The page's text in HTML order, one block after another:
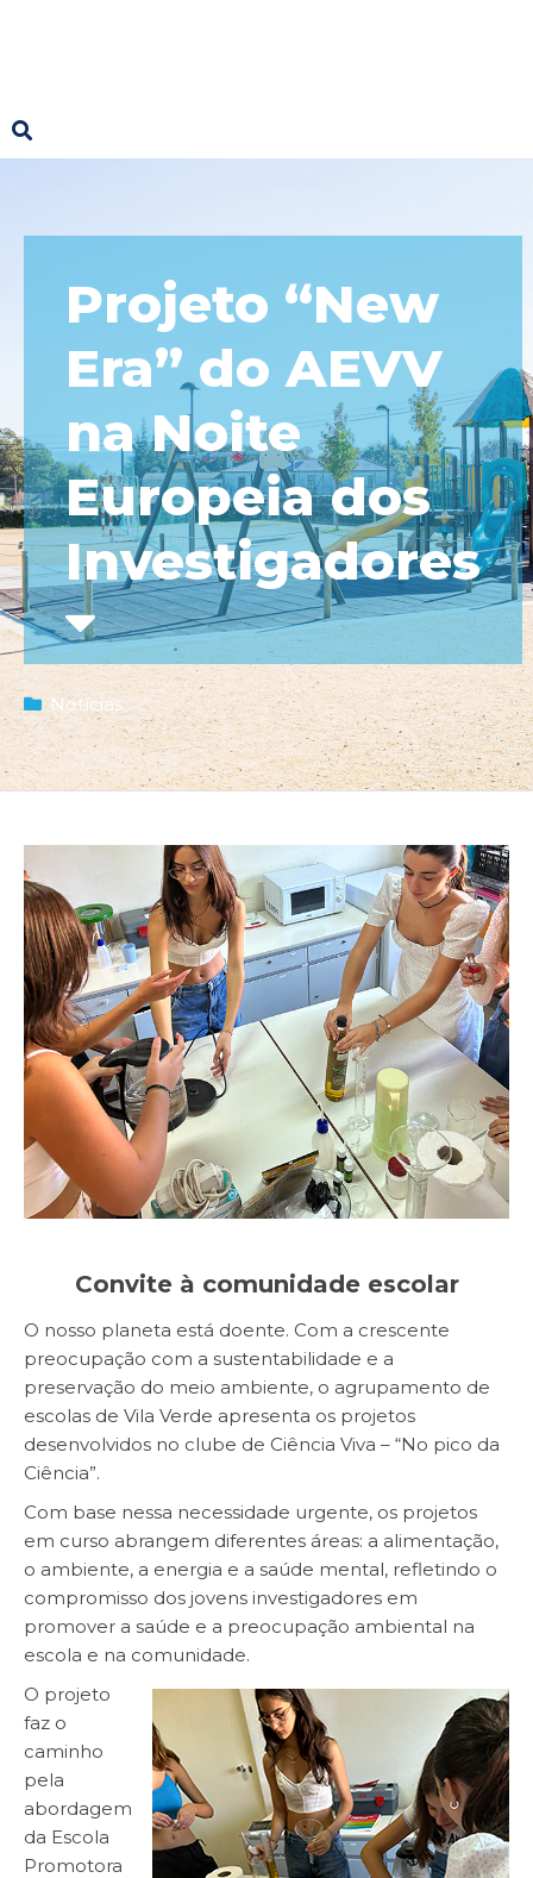
Projeto “New
Era” do AEVV
na Noite
Europeia dos
Investigadores
Notícias
Convite à comunidade escolar
O nosso planeta está doente. Com a crescente
preocupação com a sustentabilidade e a
preservação do meio ambiente, o agrupamento de
escolas de Vila Verde apresenta os projetos
desenvolvidos no clube de Ciência Viva – “No pico da
Ciência”.
Com base nessa necessidade urgente, os projetos
em curso abrangem diferentes áreas: a alimentação,
o ambiente, a energia e a saúde mental, refletindo o
compromisso dos jovens investigadores em
promover a saúde e a preocupação ambiental na
escola e na comunidade.
O projeto
faz o
caminho
pela
abordagem
da Escola
Promotora